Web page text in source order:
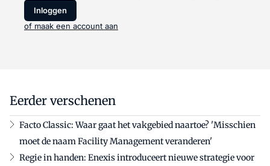
Inloggen
of maak een account aan
Eerder verschenen
Facto Classic: Waar gaat het vakgebied naartoe? 'Misschien
moet de naam Facility Management veranderen'
Regie in handen: Enexis introduceert nieuwe strategie voor